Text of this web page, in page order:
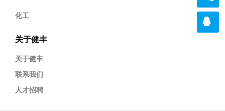
化工
关于健丰
关于健丰
联系我们
人才招聘